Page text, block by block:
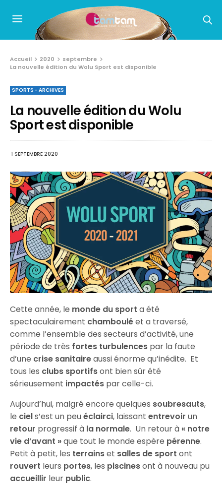
Accueil 2020
septembre
La nouvelle édition du Wolu Sport est disponible
SPORTS - ARCHIVES
La nouvelle édition du Wolu
Sport est disponible
1 SEPTEMBRE 2020
Cette année, le monde du sport a été
spectaculairement chambouléet a traversé,
comme l’ensemble des secteurs d’activité, une
période de très fortes turbulences par la faute
d’une crise sanitaireaussi énorme qu’inédite. Et
tous les clubs sportifsont bien sûr été
sérieusement impactés par celle-ci.
Aujourd’hui, malgré encore quelques soubresauts,
le ciels’est un peuéclairci, laissantentrevoir un
retour progressif à la normale. Un retour à « notre
vie d’avant »que tout le monde espère pérenne.
Petit à petit, les terrainset salles de sportont
rouvert leurs portes, les piscinesont à nouveau pu
accueillir leur public.